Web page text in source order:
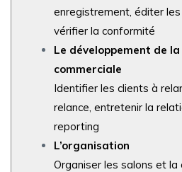
enregistrement, éditer
vérifier la conformité
Le développement de
commerciale
Identifier les clients à
relance, entretenir la
reporting
L’organisation
Organiser les salons et la